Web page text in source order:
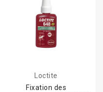
Loctite
Fixation des